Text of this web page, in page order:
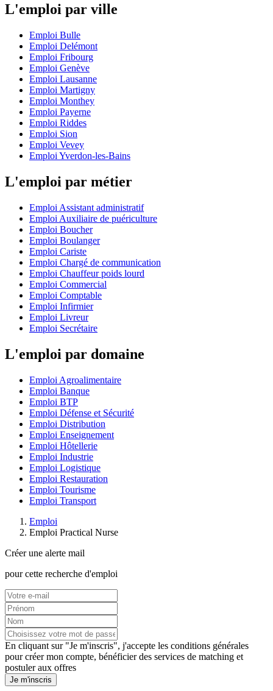
L'emploi par ville
Emploi Bulle
Emploi Delémont
Emploi Fribourg
Emploi Genève
Emploi Lausanne
Emploi Martigny
Emploi Monthey
Emploi Payerne
Emploi Riddes
Emploi Sion
Emploi Vevey
Emploi Yverdon-les-Bains
L'emploi par métier
Emploi Assistant administratif
Emploi Auxiliaire de puériculture
Emploi Boucher
Emploi Boulanger
Emploi Cariste
Emploi Chargé de communication
Emploi Chauffeur poids lourd
Emploi Commercial
Emploi Comptable
Emploi Infirmier
Emploi Livreur
Emploi Secrétaire
L'emploi par domaine
Emploi Agroalimentaire
Emploi Banque
Emploi BTP
Emploi Défense et Sécurité
Emploi Distribution
Emploi Enseignement
Emploi Hôtellerie
Emploi Industrie
Emploi Logistique
Emploi Restauration
Emploi Tourisme
Emploi Transport
Emploi
Emploi Practical Nurse
Créer une alerte mail
pour cette recherche d'emploi
En cliquant sur "Je m'inscris", j'accepte les conditions générales
pour créer mon compte, bénéficier des services de matching et
postuler aux offres
Je m'inscris